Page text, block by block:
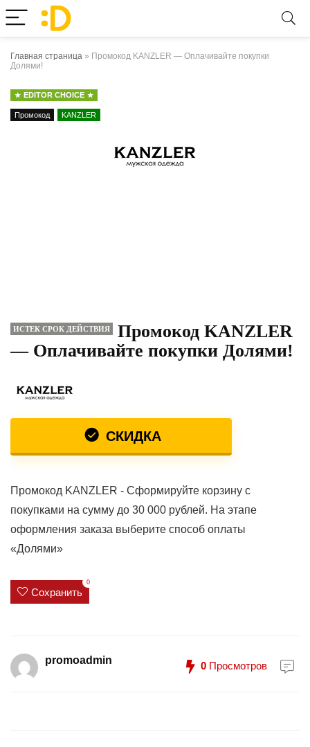
Главная страница » Промокод KANZLER — Оплачивайте покупки
Долями!
EDITOR CHOICE
Промокод KANZLER
ИСТЕК СРОК ДЕЙСТВИЯ
Промокод KANZLER
— Оплачивайте покупки Долями!
СКИДКА
Промокод KANZLER - Сформируйте корзину с
покупками на сумму до 30 000 рублей. На этапе
оформления заказа выберите способ оплаты
«Долями»
Сохранить
0
promoadmin 0 Просмотров